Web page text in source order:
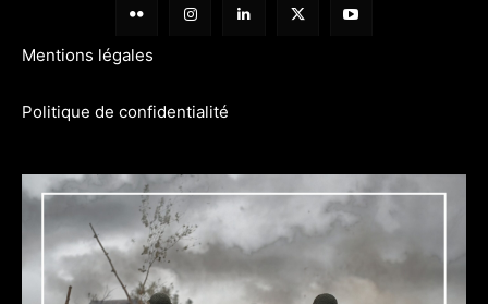
Mentions légales
Politique de confidentialité